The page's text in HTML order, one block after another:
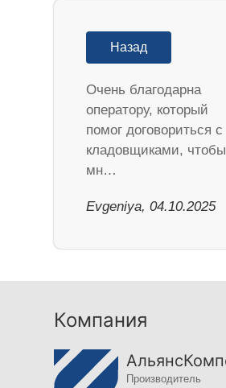
Назад
Очень благодарна
оператору, который
помог договориться с
кладовщиками, чтобы
мн…
Evgeniya, 04.10.2025
Компания
Производитель